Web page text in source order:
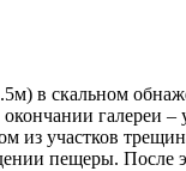
в скальном
из участков
пещеры. После